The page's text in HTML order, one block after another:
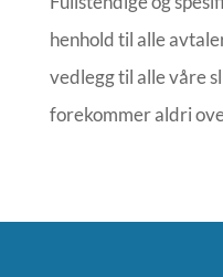
henhold til alle
vedlegg til alle våre
forekommer aldri